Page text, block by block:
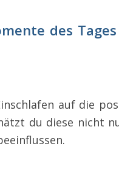
des
auf die
du diese nicht